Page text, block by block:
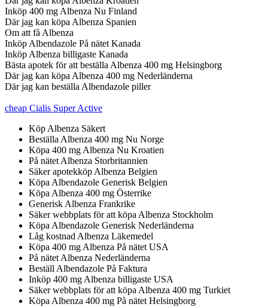
Inköp 400 mg Albenza Nu Finland
Där jag kan köpa Albenza Spanien
Om att få Albenza
Inköp Albendazole På nätet Kanada
Inköp Albenza billigaste Kanada
Bästa apotek för att beställa Albenza 400 mg Helsingborg
Där jag kan köpa Albenza 400 mg Nederländerna
Där jag kan beställa Albendazole piller
cheap Cialis Super Active
Köp Albenza Säkert
Beställa Albenza 400 mg Nu Norge
Köpa 400 mg Albenza Nu Kroatien
På nätet Albenza Storbritannien
Säker apotekköp Albenza Belgien
Köpa Albendazole Generisk Belgien
Köpa Albenza 400 mg Österrike
Generisk Albenza Frankrike
Säker webbplats för att köpa Albenza Stockholm
Köpa Albendazole Generisk Nederländerna
Låg kostnad Albenza Läkemedel
Köpa 400 mg Albenza På nätet USA
På nätet Albenza Nederländerna
Beställ Albendazole På Faktura
Inköp 400 mg Albenza billigaste USA
Säker webbplats för att köpa Albenza 400 mg Turkiet
Köpa Albenza 400 mg På nätet Helsingborg